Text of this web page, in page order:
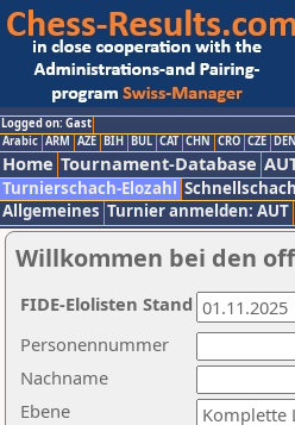
Logged on: Gast
Arabic ARM AZE BIH BUL CAT CHN CRO CZE DEN
Home Tournament-Database
Turnierschach-Elozahl
Allgemeines Turnier anmelden: AUT
Willkommen bei den
Nachname
Ebene
Personennummer
FIDE-Elolisten Stand